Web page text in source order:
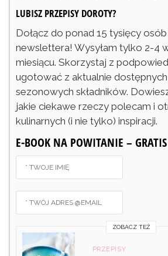
LUBISZ PRZEPISY DOROTY?
Dołącz do ponad 15 tysięcy osób zapisanych do
newslettera! Wysyłam tylko 2-4
miesiącu. Skorzystaj z
ugotować z aktualnie dostępnych
sezonowych składników.
jakie ciekawe rzeczy polecam i
kulinarnych (i nie tylko) inspiracji.
E-BOOK NA POWITANIE – GRATIS
ZOBACZ TEŻ
PRZEPISY